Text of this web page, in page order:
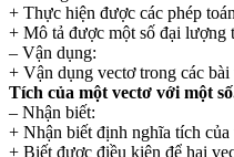
+ Thực hiện được các phép
+ Mô tả được một số đại lượng
– Vận dụng:
+ Vận dụng vectơ trong các
Tích của một vectơ với một
– Nhận biết:
+ Nhận biết định nghĩa tích
+ Biết được điều kiện để hai